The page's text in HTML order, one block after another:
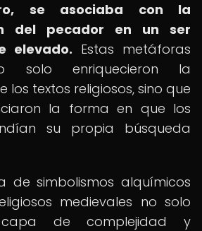
se asociaba con la
del pecador en un ser
elevado. Estas metáforas
solo enriquecieron la
los textos religiosos, sino que
la forma en que los
su propia búsqueda
de simbolismos alquímicos
medievales no solo
de complejidad y